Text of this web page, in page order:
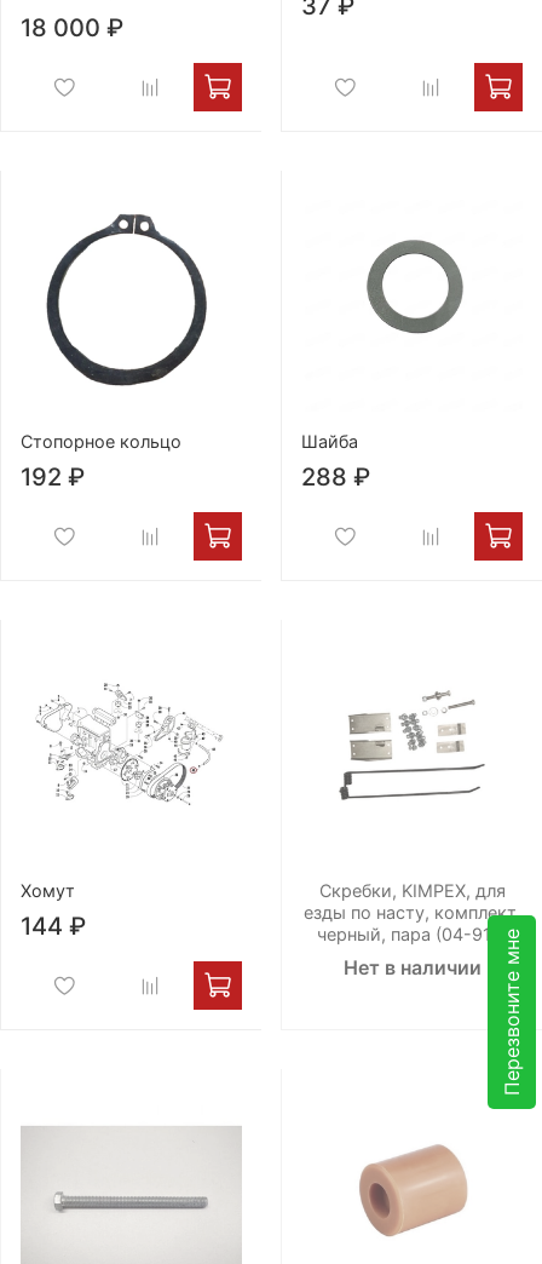
Перезвоните мне
18 000 ₽
Стопорное кольцо
192 ₽
Шайба
288 ₽
Хомут
144 ₽
Скребки, KIMPEX, для
езды по насту, комплект,
черный, пара (04-910)
Нет в наличии